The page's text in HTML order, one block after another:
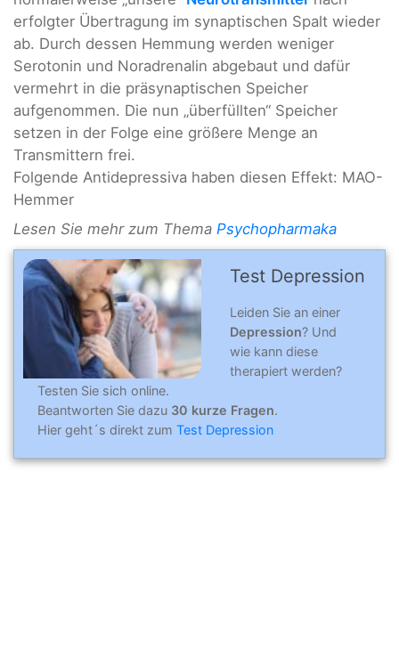
erfolgter Übertragung im synaptischen Spalt wieder
ab. Durch dessen Hemmung werden weniger
Serotonin und Noradrenalin abgebaut und dafür
vermehrt in die präsynaptischen Speicher
aufgenommen. Die nun „überfüllten“ Speicher
setzen in der Folge eine größere Menge an
Transmittern frei.
Folgende Antidepressiva haben diesen Effekt: MAO-
Hemmer
Lesen Sie mehr zum Thema Psychopharmaka
Test Depression
Leiden Sie an einer
Depression? Und
wie kann diese
therapiert werden?
Testen Sie sich online.
Beantworten Sie dazu 30 kurze Fragen.
Hier geht´s direkt zum Test Depression